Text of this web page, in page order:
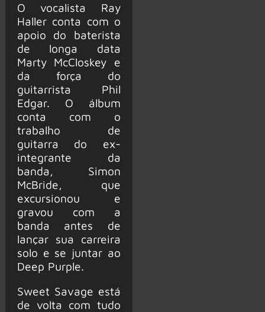
O vocalista Ray
Haller conta com o
apoio do baterista
de longa data
Marty McCloskey e
da força do
guitarrista Phil
Edgar. O álbum
conta com o
trabalho de
guitarra do ex-
integrante da
banda, Simon
McBride, que
excursionou e
gravou com a
banda antes de
lançar sua carreira
solo e se juntar ao
Deep Purple.
Sweet Savage está
de volta com tudo